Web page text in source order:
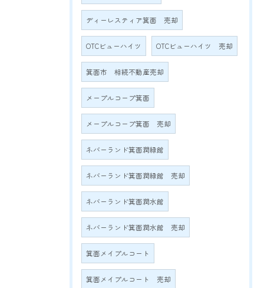
ディーレスティア箕面 売却
OTCビューハイツ OTCビューハイツ 売却
箕面市 相続不動産売却
メープルコープ箕面
メープルコープ箕面 売却
ネバーランド箕面潤緑館
ネバーランド箕面潤緑館 売却
ネバーランド箕面潤水館
ネバーランド箕面潤水館 売却
箕面メイプルコート
箕面メイプルコート 売却